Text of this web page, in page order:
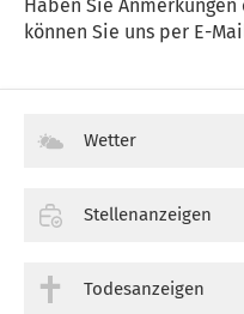
Haben Sie Anmerkungen
können Sie uns per E-
Wetter
Stellenanzeigen
Todesanzeigen